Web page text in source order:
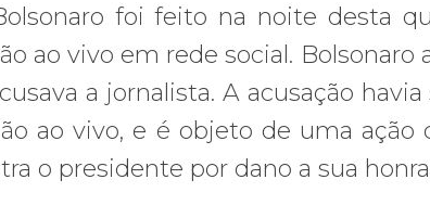
foi feito na noite desta
ao vivo em rede social. Bolsonaro
a jornalista. A acusação
ao vivo, e é objeto de uma ação
o presidente por dano a sua